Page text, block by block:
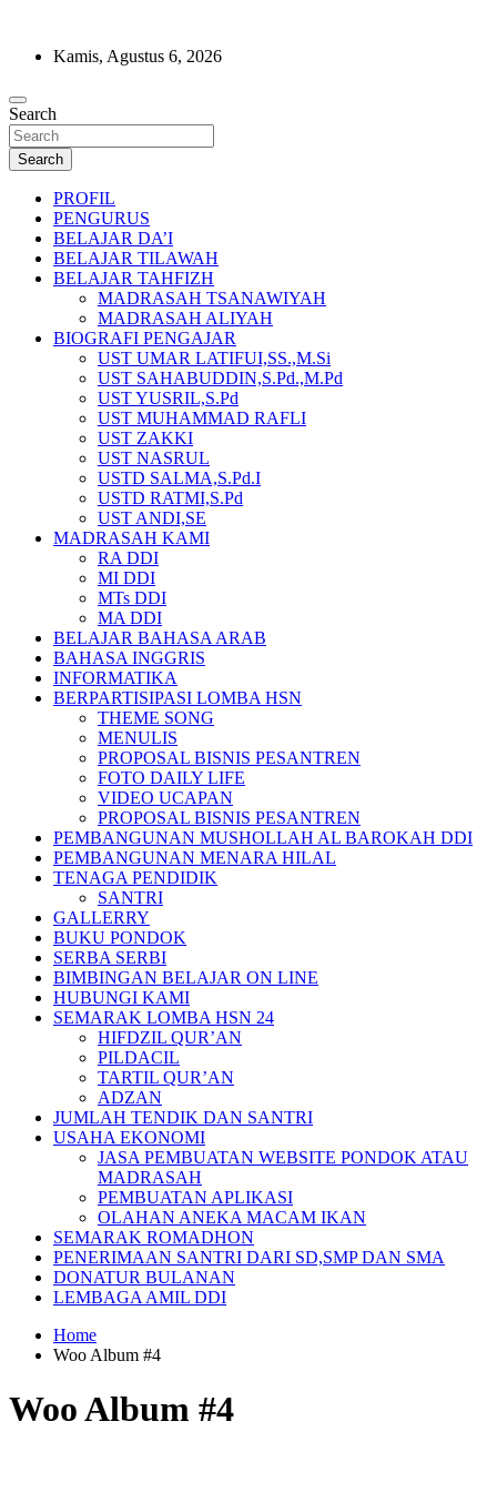
contentKamis, Agustus 6, 2026
SELAMAT DATANG DI PONDOK
PESANTREN DDI LAMPU SATU
MERAUKE
MENDIDIK SANTRI UNTUK BISA MENJADI DA'I ,
TAHFIDZH QUR'AN DAN MAMPU TILAWAH DENGAN
BAIK
Search
Search
PROFIL
PENGURUS
BELAJAR DA’I
BELAJAR TILAWAH
BELAJAR TAHFIZH
MADRASAH TSANAWIYAH
MADRASAH ALIYAH
BIOGRAFI PENGAJAR
UST UMAR LATIFUI,SS.,M.Si
UST SAHABUDDIN,S.Pd.,M.Pd
UST YUSRIL,S.Pd
UST MUHAMMAD RAFLI
UST ZAKKI
UST NASRUL
USTD SALMA,S.Pd.I
USTD RATMI,S.Pd
UST ANDI,SE
MADRASAH KAMI
RA DDI
MI DDI
MTs DDI
MA DDI
BELAJAR BAHASA ARAB
BAHASA INGGRIS
INFORMATIKA
BERPARTISIPASI LOMBA HSN
THEME SONG
MENULIS
PROPOSAL BISNIS PESANTREN
FOTO DAILY LIFE
VIDEO UCAPAN
PROPOSAL BISNIS PESANTREN
PEMBANGUNAN MUSHOLLAH AL BAROKAH DDI
PEMBANGUNAN MENARA HILAL
TENAGA PENDIDIK
SANTRI
GALLERRY
BUKU PONDOK
SERBA SERBI
BIMBINGAN BELAJAR ON LINE
HUBUNGI KAMI
SEMARAK LOMBA HSN 24
HIFDZIL QUR’AN
PILDACIL
TARTIL QUR’AN
ADZAN
JUMLAH TENDIK DAN SANTRI
USAHA EKONOMI
JASA PEMBUATAN WEBSITE PONDOK ATAU
MADRASAH
PEMBUATAN APLIKASI
OLAHAN ANEKA MACAM IKAN
SEMARAK ROMADHON
PENERIMAAN SANTRI DARI SD,SMP DAN SMA
DONATUR BULANAN
LEMBAGA AMIL DDI
Home
Woo Album #4
Woo Album #4